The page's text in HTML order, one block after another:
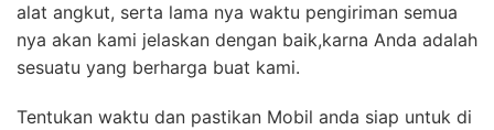
alat angkut, serta lama nya waktu pengiriman semua
nya akan kami jelaskan dengan baik,karna Anda adalah
sesuatu yang berharga buat kami.
Tentukan waktu dan pastikan Mobil anda siap untuk di